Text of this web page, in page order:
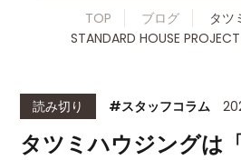
TOP ブログ
タツ
STANDARD HOUSE
タツミハウジングは
読み切り #スタッフコラム